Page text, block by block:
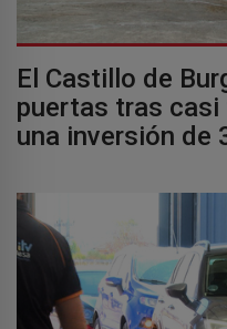
El Castillo de
puertas tras casi
una inversión de